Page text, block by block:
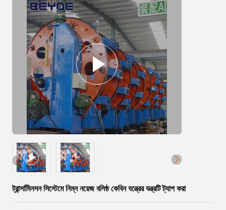
ট্রান্সমিিনসন সিস্টেমে নিম্ন নয়েজ বলিষ্ঠ কেবিন যন্ত্রের যন্ত্রটি ট্যাপ করা